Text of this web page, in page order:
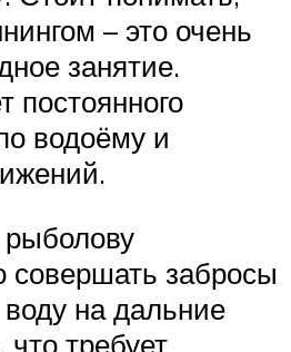
– это очень
занятие.
постоянного
водоёму и
совершать забросы
на дальние
что требует